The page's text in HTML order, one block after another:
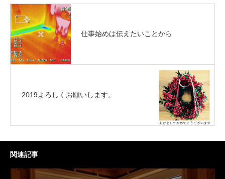
仕事始めは伝えたいことから
2019よろしくお願いします。
関連記事